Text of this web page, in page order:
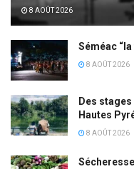
8 AOÛT 2026
Séméac
8 AOÛT 2026
Des
Hautes
8 AOÛT 2026